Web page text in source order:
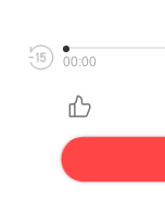
00:00